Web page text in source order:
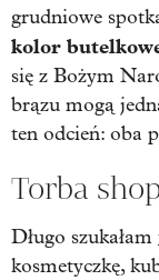
grudniowe
kolor
się z Bożym
brązu mogą
ten odcień: oba
Torba
Długo szukałam
kosmetyczkę,